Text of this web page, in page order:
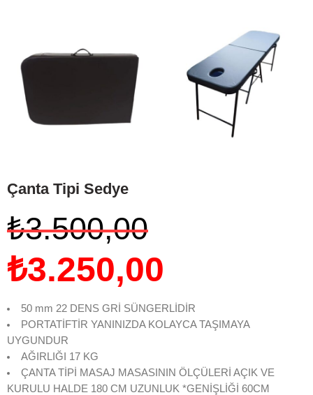
Çanta Tipi Sedye
₺3.500,00
₺3.250,00
50 mm 22 DENS GRİ SÜNGERLİDİR
PORTATİFTİR YANINIZDA KOLAYCA TAŞIMAYA
UYGUNDUR
AĞIRLIĞI 17 KG
ÇANTA TİPİ MASAJ MASASININ ÖLÇÜLERİ AÇIK VE
KURULU HALDE 180 CM UZUNLUK *GENİŞLİĞİ 60CM